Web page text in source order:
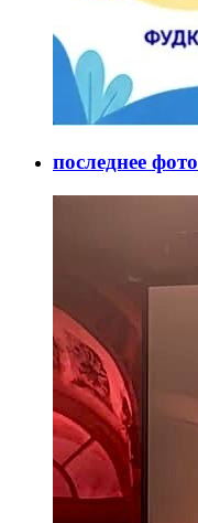
последнее фото